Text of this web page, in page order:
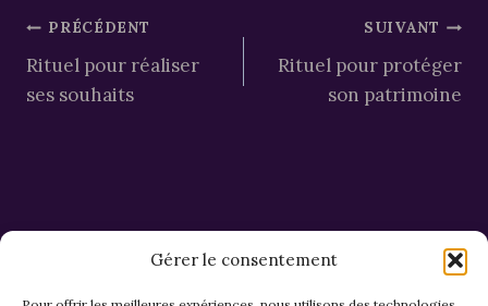
Gérer le consentement
Navigation
de
PRÉCÉDENT
Rituel pour réaliser
ses souhaits
SUIVANT
Rituel pour protéger
son patrimoine